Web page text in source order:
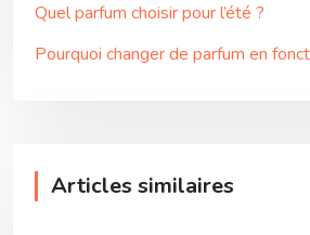
Quel parfum choisir pour l’été ?
Pourquoi changer de parfum en
Articles similaires